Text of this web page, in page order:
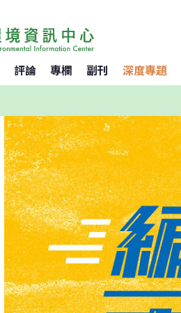
評論 專欄 副刊 深度專題